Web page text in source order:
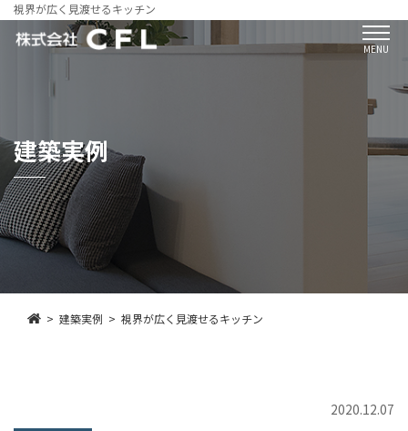
視界が広く見渡せるキッチン
MENU
建築実例
建築実例 視界が広く見渡せるキッチン
2020.12.07